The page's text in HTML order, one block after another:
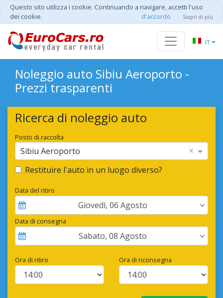
Questo sito utilizza i cookie. Continuando a navigare, accetti l'uso
dei cookie.
d'accordo Scopri di più
IT
Noleggio auto Sibiu Aeroporto -
Prezzi trasparenti
Ricerca di noleggio auto
Posto di raccolta
Sibiu Aeroporto ×
Restituire l'auto in un luogo diverso?
Data del ritiro
Giovedì, 06 Agosto
Data di consegna
Sabato, 08 Agosto
Ora di ritiro Ora di riconsegna